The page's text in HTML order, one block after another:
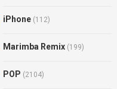
iPhone (112)
Marimba Remix (199)
POP (2104)